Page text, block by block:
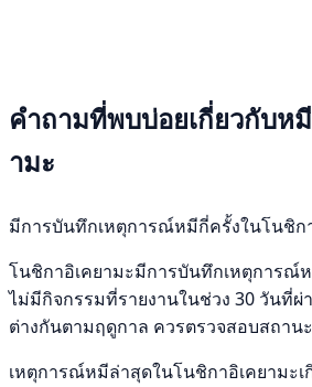
คำถามที่พบบ่อยเกี่ยวกับห
ามะ
มีการบันทึกเหตุการณ์หมีกี่ครั้งในโนชิก
โนชิกาอิเคยามะมีการบันทึกเหตุการณ์
ไม่มีกิจกรรมที่รายงานในช่วง 30 วันที่
ต่างกันตามฤดูกาล ควรตรวจสอบสถาน
เหตุการณ์หมีล่าสุดในโนชิกาอิเคยามะเ